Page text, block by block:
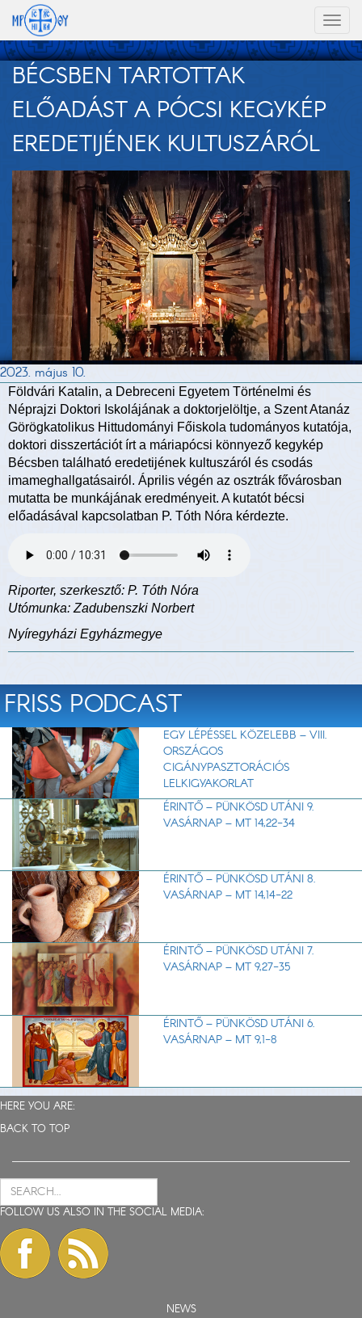
BÉCSBEN TARTOTTAK
ELŐADÁST A PÓCSI KEGYKÉP
EREDETIJÉNEK KULTUSZÁRÓL
2023. május 10.
Földvári Katalin, a Debreceni Egyetem Történelmi és
Néprajzi Doktori Iskolájának a doktorjelöltje, a Szent Atanáz
Görögkatolikus Hittudományi Főiskola tudományos kutatója,
doktori disszertációt írt a máriapócsi könnyező kegykép
Bécsben található eredetijének kultuszáról és csodás
imameghallgatásairól. Április végén az osztrák fővárosban
mutatta be munkájának eredményeit. A kutatót bécsi
előadásával kapcsolatban P. Tóth Nóra kérdezte.
Riporter, szerkesztő: P. Tóth Nóra
Utómunka: Zadubenszki Norbert
Nyíregyházi Egyházmegye
FRISS PODCAST
EGY LÉPÉSSEL KÖZELEBB – VIII.
ORSZÁGOS
CIGÁNYPASZTORÁCIÓS
LELKIGYAKORLAT
ÉRINTŐ – PÜNKÖSD UTÁNI 9.
VASÁRNAP – MT 14,22-34
ÉRINTŐ – PÜNKÖSD UTÁNI 8.
VASÁRNAP – MT 14,14-22
ÉRINTŐ – PÜNKÖSD UTÁNI 7.
VASÁRNAP – MT 9,27-35
ÉRINTŐ – PÜNKÖSD UTÁNI 6.
VASÁRNAP – MT 9,1-8
HERE YOU ARE:
BACK TO TOP
FOLLOW US ALSO IN THE SOCIAL MEDIA:
NEWS